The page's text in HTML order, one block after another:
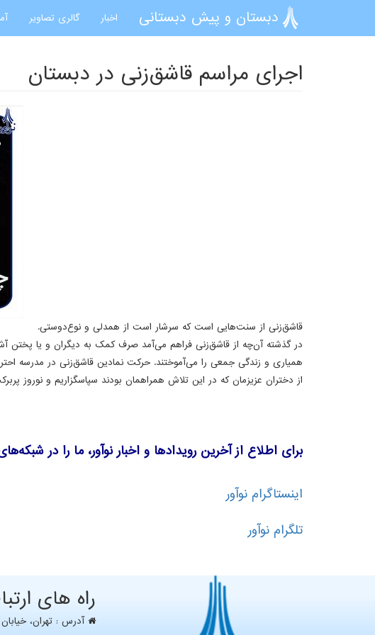
رفتن به محتوای اصلی
دبستان و پیش دبستانی اخبار گالری تصاویر
اجرای مراسم قاشق‌زنی در دبستان
قاشق‌زنی از سنت‌هایی است که سرشار است از همدلی و نوع‌دوستی.
در گذشته آن‌چه از قاشق‌زنی فراهم می‌آمد صرف کمک به دیگران و یا پختن
همیاری و زندگی جمعی را می‌آموختند. حرکت نمادین قاشق‌زنی در مدرسه
از دختران عزیزمان که در این تلاش همراهمان بودند سپاسگزاریم و نوروز
برای اطلاع از آخرین رویدادها و اخبار نوآور، ما را در
اینستاگرام نوآور
تلگرام نوآور
راه های
آدرس : تهران، خيابان